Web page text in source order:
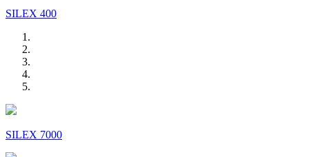
SILEX 400
SILEX 7000